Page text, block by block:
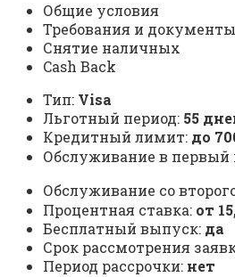
Общие условия
Требования и документы
Снятие наличных
Cash Back
Тип: Visa
Льготный период: 55
Кредитный лимит: до
Обслуживание в первый
Обслуживание со
Процентная ставка: от
Бесплатный выпуск: да
Срок рассмотрения
Период рассрочки: нет